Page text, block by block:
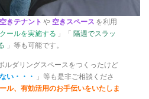
空きテナント や 空きスペース を利用
ールを実施する 」「 隔週でスラッ
」等も可能です。
ルダリングスペースをつくったけど
い・・・ 」等も是非ご相談くださ
ル、有効活用のお手伝いをいたしま